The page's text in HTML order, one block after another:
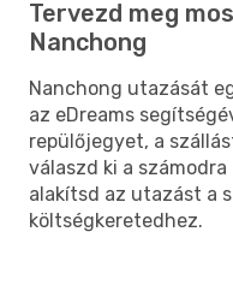
Tervezd meg
Nanchong
Nanchong utazását
az eDreams
repülőjegyet, a
válaszd ki a
alakítsd az utazást a
költségkeretedhez.